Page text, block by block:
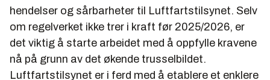
hendelser og sårbarheter til Luftfartstilsynet. Selv
om regelverket ikke trer i kraft før 2025/2026, er
det viktig å starte arbeidet med å oppfylle kravene
nå på grunn av det økende trusselbildet.
Luftfartstilsynet er i ferd med å etablere et enklere